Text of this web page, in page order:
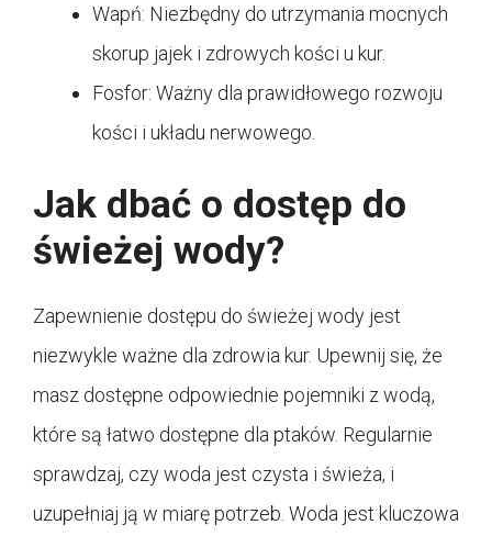
Wapń: Niezbędny do utrzymania mocnych
skorup jajek i zdrowych kości u kur.
Fosfor: Ważny dla prawidłowego rozwoju
kości i układu nerwowego.
Jak dbać o dostęp do
świeżej wody?
Zapewnienie dostępu do świeżej wody jest
niezwykle ważne dla zdrowia kur. Upewnij się, że
masz dostępne odpowiednie pojemniki z wodą,
które są łatwo dostępne dla ptaków. Regularnie
sprawdzaj, czy woda jest czysta i świeża, i
uzupełniaj ją w miarę potrzeb. Woda jest kluczowa